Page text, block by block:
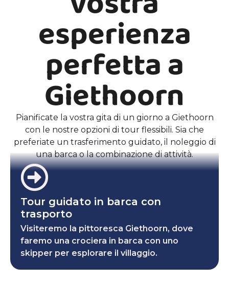
esperienza
perfetta a
Giethoorn
Pianificate la vostra gita di un giorno a Giethoorn
con le nostre opzioni di tour flessibili. Sia che
preferiate un trasferimento guidato, il noleggio di
una barca o la combinazione di attività.
Tour guidato in barca con
trasporto
Visiteremo la pittoresca Giethoorn, dove
faremo una crociera in barca con uno
skipper per esplorare il villaggio.